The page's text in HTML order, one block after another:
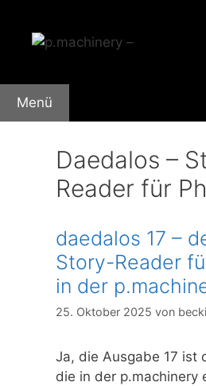
Inhalt
springen
Menü
Daedalos –
Reader für
daedalos 17 –
Story-Reader
in der
25. Oktober 2025 von
Ja, die Ausgabe 17 ist
die in der p.machinery